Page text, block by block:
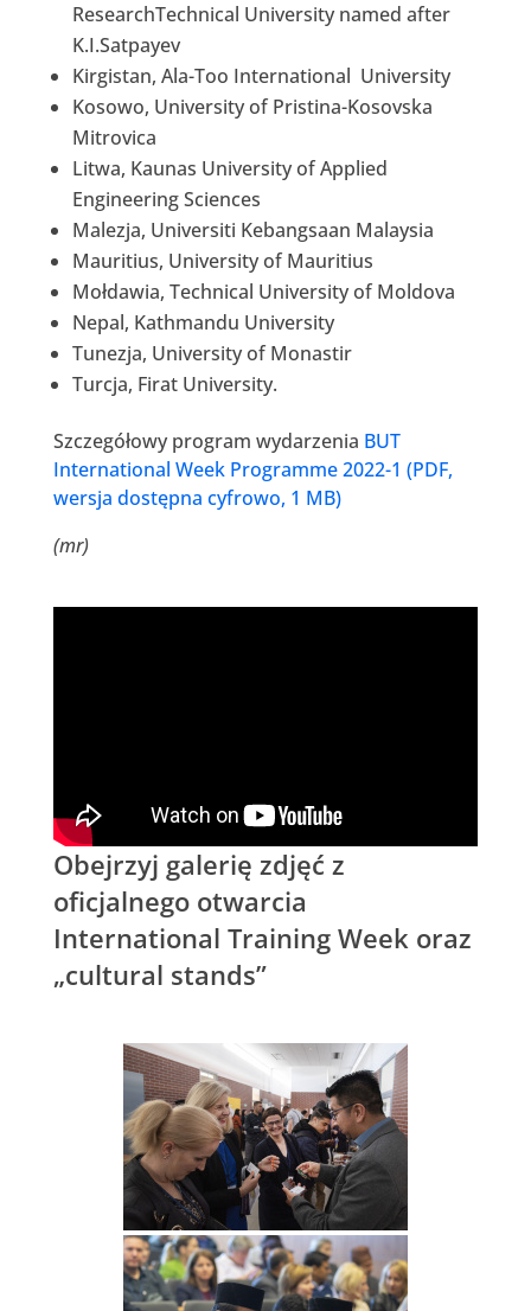
ResearchTechnical University named after
K.I.Satpayev
Kirgistan, Ala-Too International University
Kosowo, University of Pristina-Kosovska
Mitrovica
Litwa, Kaunas University of Applied
Engineering Sciences
Malezja, Universiti Kebangsaan Malaysia
Mauritius, University of Mauritius
Mołdawia, Technical University of Moldova
Nepal, Kathmandu University
Tunezja, University of Monastir
Turcja, Firat University.
Szczegółowy program wydarzenia BUT
International Week Programme 2022-1 (PDF,
wersja dostępna cyfrowo, 1 MB)
(mr)
Obejrzyj galerię zdjęć z
oficjalnego otwarcia
International Training Week oraz
„cultural stands”